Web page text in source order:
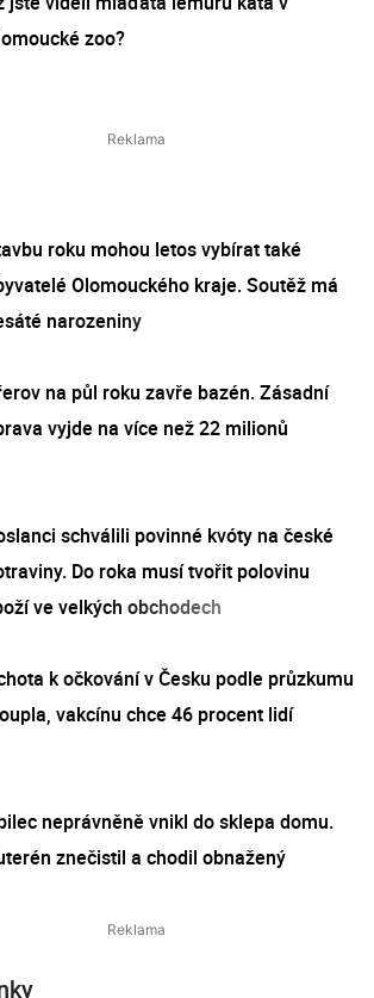
zoo?
roku mohou letos vybírat také
Olomouckého kraje. Soutěž má
narozeniny
na půl roku zavře bazén. Zásadní
vyjde na více než 22 milionů
schválili povinné kvóty na české
Do roka musí tvořit polovinu
ve velkých obchodech
k očkování v Česku podle průzkumu
vakcínu chce 46 procent lidí
neprávněně vnikl do sklepa domu.
znečistil a chodil obnažený